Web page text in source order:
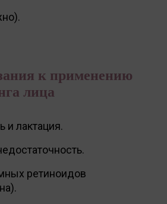
к применению
лица
и лактация.
ретиноидов